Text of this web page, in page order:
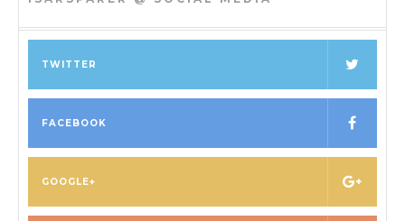
TWITTER
FACEBOOK
GOOGLE+